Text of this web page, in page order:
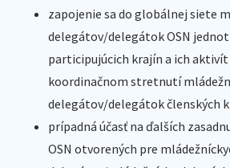
zapojenie sa do globálnej siete
delegátov/delegátok OSN
participujúcich krajín a ich aktivít
koordinačnom stretnutí
delegátov/delegátok členských
prípadná účasť na ďalších
OSN otvorených pre